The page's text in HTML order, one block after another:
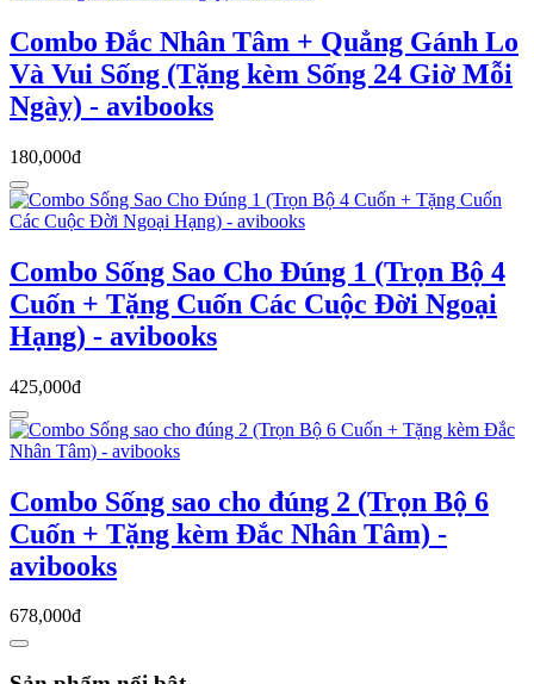
Combo Đắc Nhân Tâm + Quẳng Gánh Lo
Và Vui Sống (Tặng kèm Sống 24 Giờ Mỗi
Ngày) - avibooks
180,000đ
Combo Sống Sao Cho Đúng 1 (Trọn Bộ 4
Cuốn + Tặng Cuốn Các Cuộc Đời Ngoại
Hạng) - avibooks
425,000đ
Combo Sống sao cho đúng 2 (Trọn Bộ 6
Cuốn + Tặng kèm Đắc Nhân Tâm) -
avibooks
678,000đ